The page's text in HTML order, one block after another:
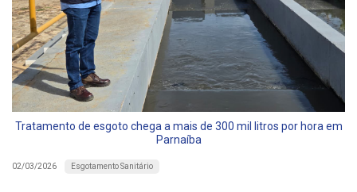
Tratamento de esgoto chega a mais de 300 mil litros por hora em
Parnaíba
02/03/2026 Esgotamento Sanitário